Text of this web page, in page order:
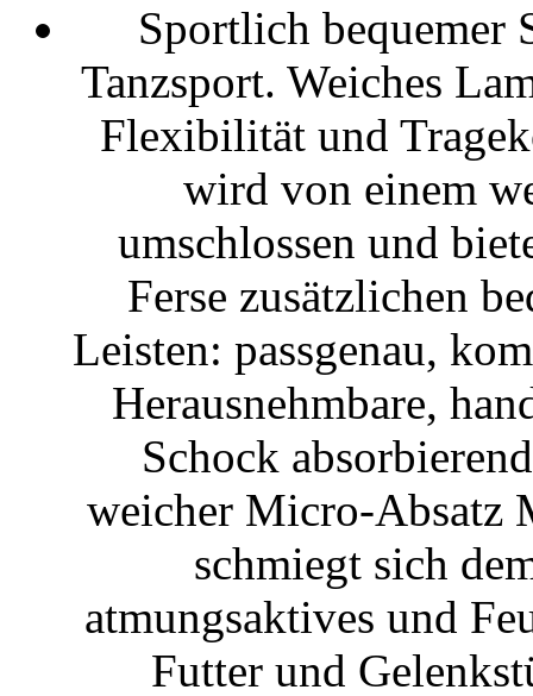
Sportlich bequemer
Tanzsport. Weiches
Flexibilität und
wird von einem
umschlossen und
Ferse zusätzlichen
Leisten: passgenau,
Herausnehmbare,
Schock
weicher Micro-Absatz
schmiegt sich
atmungsaktives und
Futter und